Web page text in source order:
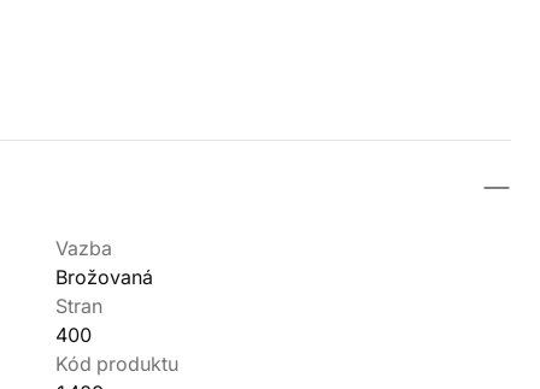
Vazba
Brožovaná
Stran
400
Kód produktu